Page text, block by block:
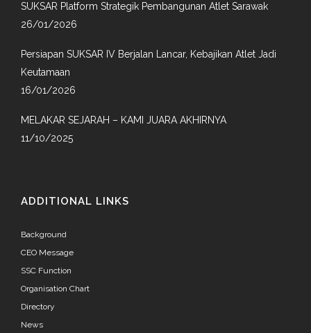
SUKSAR Platform Strategik Pembangunan Atlet Sarawak
26/01/2026
Persiapan SUKSAR IV Berjalan Lancar, Kebajikan Atlet Jadi
Keutamaan
16/01/2026
MELAKAR SEJARAH – KAMI JUARA AKHIRNYA
11/10/2025
ADDITIONAL LINKS
Background
CEO Message
SSC Function
Organisation Chart
Directory
News